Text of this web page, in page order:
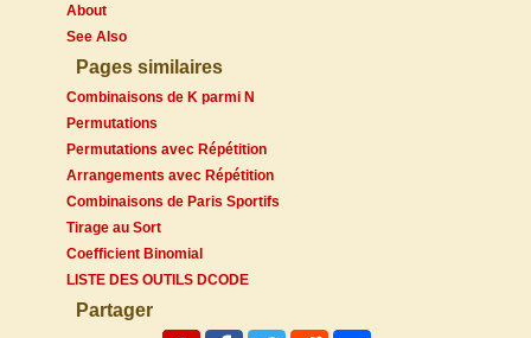
About
See Also
Pages similaires
Combinaisons de K parmi N
Permutations
Permutations avec Répétition
Arrangements avec Répétition
Combinaisons de Paris Sportifs
Tirage au Sort
Coefficient Binomial
LISTE DES OUTILS DCODE
Partager